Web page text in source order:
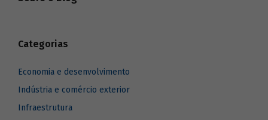
Categorias
Economia e desenvolvimento
Indústria e comércio exterior
Infraestrutura